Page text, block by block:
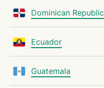
Dominican Republic
Ecuador
Guatemala